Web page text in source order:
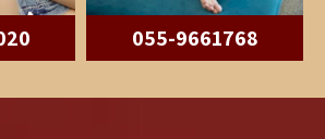
055-9661768